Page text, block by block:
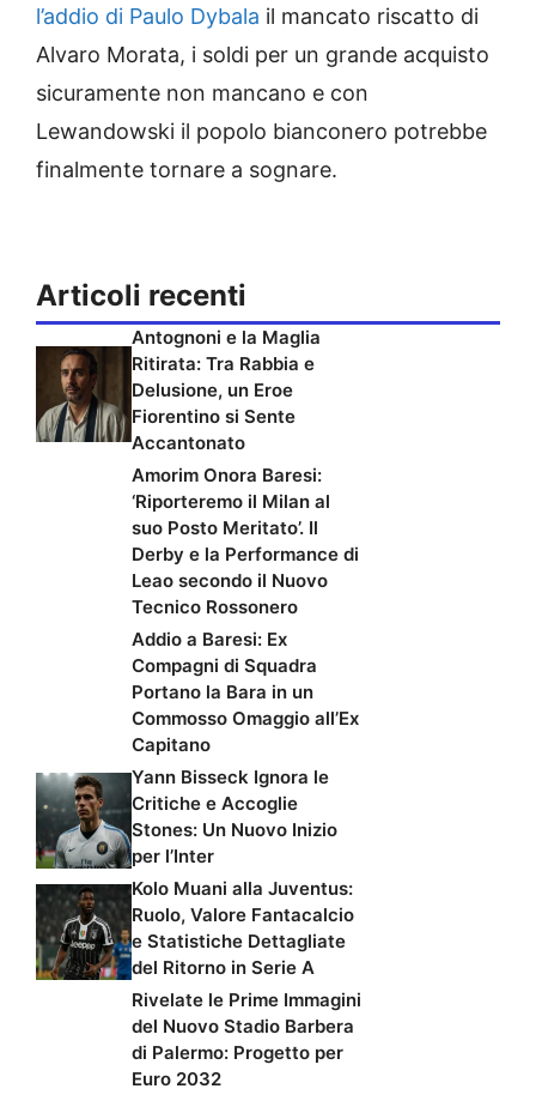
l’addio di Paulo Dybala il mancato riscatto di
Alvaro Morata, i soldi per un grande acquisto
sicuramente non mancano e con
Lewandowski il popolo bianconero potrebbe
finalmente tornare a sognare.
Articoli recenti
Antognoni e la Maglia
Ritirata: Tra Rabbia e
Delusione, un Eroe
Fiorentino si Sente
Accantonato
Amorim Onora Baresi:
‘Riporteremo il Milan al
suo Posto Meritato’. Il
Derby e la Performance di
Leao secondo il Nuovo
Tecnico Rossonero
Addio a Baresi: Ex
Compagni di Squadra
Portano la Bara in un
Commosso Omaggio all’Ex
Capitano
Yann Bisseck Ignora le
Critiche e Accoglie
Stones: Un Nuovo Inizio
per l’Inter
Kolo Muani alla Juventus:
Ruolo, Valore Fantacalcio
e Statistiche Dettagliate
del Ritorno in Serie A
Rivelate le Prime Immagini
del Nuovo Stadio Barbera
di Palermo: Progetto per
Euro 2032